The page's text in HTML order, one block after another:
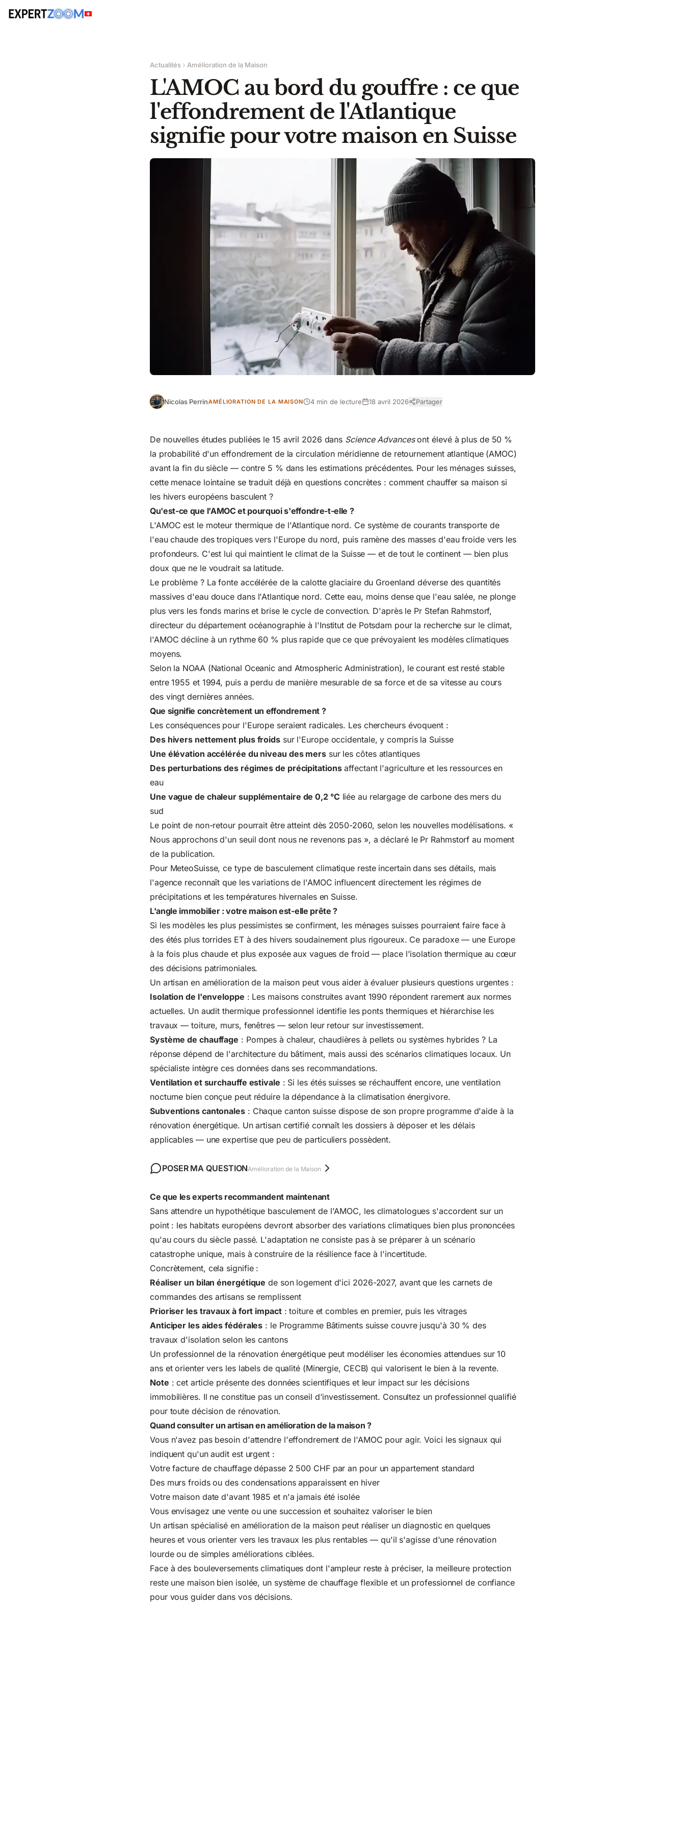
Actualités Amélioration de la Maison
L'AMOC au bord du gouffre : ce que
l'effondrement de l'Atlantique
signifie pour votre maison en Suisse
Nicolas PerrinAMÉLIORATION DE LA MAISON 4 min de lecture 18 avril 2026 Partager
De nouvelles études publiées le 15 avril 2026 dans Science Advancesont élevé à plus de 50 %
la probabilité d'un effondrement de la circulation méridienne de retournement atlantique (AMOC)
avant la fin du siècle — contre 5 % dans les estimations précédentes. Pour les ménages suisses,
cette menace lointaine se traduit déjà en questions concrètes : comment chauffer sa maison si
les hivers européens basculent ?
Qu'est-ce que l'AMOC et pourquoi s'effondre-t-elle ?
L'AMOC est le moteur thermique de l'Atlantique nord. Ce système de courants transporte de
l'eau chaude des tropiques vers l'Europe du nord, puis ramène des masses d'eau froide vers les
profondeurs. C'est lui qui maintient le climat de la Suisse — et de tout le continent — bien plus
doux que ne le voudrait sa latitude.
Le problème ? La fonte accélérée de la calotte glaciaire du Groenland déverse des quantités
massives d'eau douce dans l'Atlantique nord. Cette eau, moins dense que l'eau salée, ne plonge
plus vers les fonds marins et brise le cycle de convection. D'après le Pr Stefan Rahmstorf,
directeur du département océanographie à l'Institut de Potsdam pour la recherche sur le climat,
l'AMOC décline à un rythme 60 % plus rapide que ce que prévoyaient les modèles climatiques
moyens.
Selon la NOAA (National Oceanic and Atmospheric Administration), le courant est resté stable
entre 1955 et 1994, puis a perdu de manière mesurable de sa force et de sa vitesse au cours
des vingt dernières années.
Que signifie concrètement un effondrement ?
Les conséquences pour l'Europe seraient radicales. Les chercheurs évoquent :
Des hivers nettement plus froidssur l'Europe occidentale, y compris la Suisse
Une élévation accélérée du niveau des merssur les côtes atlantiques
Des perturbations des régimes de précipitationsaffectant l'agriculture et les ressources en
eau
Une vague de chaleur supplémentaire de 0,2 °C liée au relargage de carbone des mers du
sud
Le point de non-retour pourrait être atteint dès 2050-2060, selon les nouvelles modélisations. «
Nous approchons d'un seuil dont nous ne revenons pas », a déclaré le Pr Rahmstorf au moment
de la publication.
Pour MeteoSuisse, ce type de basculement climatique reste incertain dans ses détails, mais
l'agence reconnaît que les variations de l'AMOC influencent directement les régimes de
précipitations et les températures hivernales en Suisse.
L'angle immobilier : votre maison est-elle prête ?
Si les modèles les plus pessimistes se confirment, les ménages suisses pourraient faire face à
des étés plus torridesET à des hivers soudainement plus rigoureux. Ce paradoxe — une Europe
à la fois plus chaude et plus exposée aux vagues de froid — place l'isolation thermique au cœur
des décisions patrimoniales.
Un artisan en amélioration de la maison peut vous aider à évaluer plusieurs questions urgentes :
Isolation de l'enveloppe : Les maisons construites avant 1990 répondent rarement aux normes
actuelles. Un audit thermique professionnel identifie les ponts thermiques et hiérarchise les
travaux — toiture, murs, fenêtres — selon leur retour sur investissement.
Système de chauffage : Pompes à chaleur, chaudières à pellets ou systèmes hybrides ? La
réponse dépend de l'architecture du bâtiment, mais aussi des scénarios climatiques locaux. Un
spécialiste intègre ces données dans ses recommandations.
Ventilation et surchauffe estivale : Si les étés suisses se réchauffent encore, une ventilation
nocturne bien conçue peut réduire la dépendance à la climatisation énergivore.
Subventions cantonales: Chaque canton suisse dispose de son propre programme d'aide à la
rénovation énergétique. Un artisan certifié connaît les dossiers à déposer et les délais
applicables — une expertise que peu de particuliers possèdent.
POSER MA QUESTIONAmélioration de la Maison
Ce que les experts recommandent maintenant
Sans attendre un hypothétique basculement de l'AMOC, les climatologues s'accordent sur un
point : les habitats européens devront absorber des variations climatiques bien plus prononcées
qu'au cours du siècle passé. L'adaptation ne consiste pas à se préparer à un scénario
catastrophe unique, mais à construire de la résilience face à l'incertitude.
Concrètement, cela signifie :
Réaliser un bilan énergétique de son logement d'ici 2026-2027, avant que les carnets de
commandes des artisans se remplissent
Prioriser les travaux à fort impact: toiture et combles en premier, puis les vitrages
Anticiper les aides fédérales : le Programme Bâtiments suisse couvre jusqu'à 30 % des
travaux d'isolation selon les cantons
Un professionnel de la rénovation énergétique peut modéliser les économies attendues sur 10
ans et orienter vers les labels de qualité (Minergie, CECB) qui valorisent le bien à la revente.
Note : cet article présente des données scientifiques et leur impact sur les décisions
immobilières. Il ne constitue pas un conseil d'investissement. Consultez un professionnel qualifié
pour toute décision de rénovation.
Quand consulter un artisan en amélioration de la maison ?
Vous n'avez pas besoin d'attendre l'effondrement de l'AMOC pour agir. Voici les signaux qui
indiquent qu'un audit est urgent :
Votre facture de chauffage dépasse 2 500 CHF par an pour un appartement standard
Des murs froids ou des condensations apparaissent en hiver
Votre maison date d'avant 1985 et n'a jamais été isolée
Vous envisagez une vente ou une succession et souhaitez valoriser le bien
Un artisan spécialisé en amélioration de la maison peut réaliser un diagnostic en quelques
heures et vous orienter vers les travaux les plus rentables — qu'il s'agisse d'une rénovation
lourde ou de simples améliorations ciblées.
Face à des bouleversements climatiques dont l'ampleur reste à préciser, la meilleure protection
reste une maison bien isolée, un système de chauffage flexible et un professionnel de confiance
pour vous guider dans vos décisions.